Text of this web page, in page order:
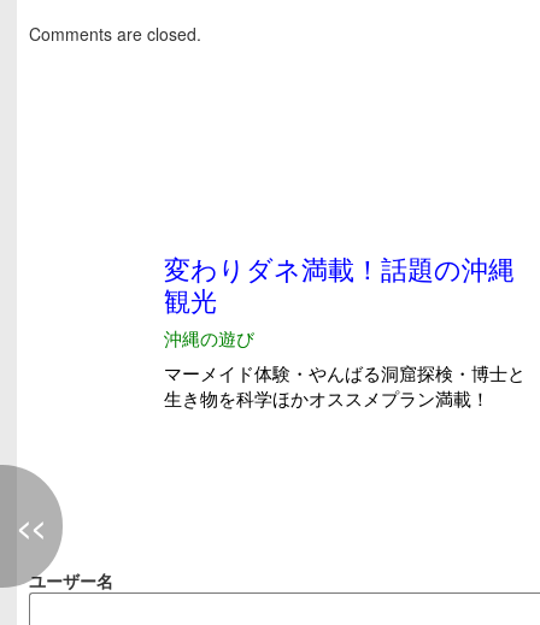
Comments are closed.
ユーザー名
<<